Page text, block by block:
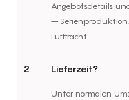
Angebotsdetails
–
Luftfracht.
2 Lieferzeit?
Unter normalen